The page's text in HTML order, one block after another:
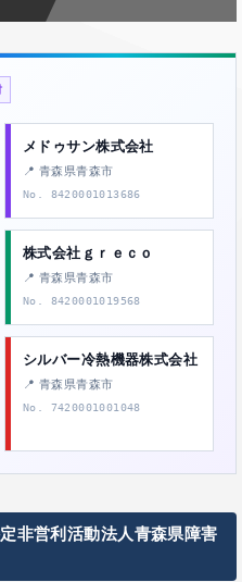
メドゥサン株式会社
📍 青森県青森市
No. 8420001013686
株式会社ｇｒｅｃｏ
📍 青森県青森市
No. 8420001019568
シルバー冷熱機器株式会社
📍 青森県青森市
No. 7420001001048
非営利活動法人青森県障害